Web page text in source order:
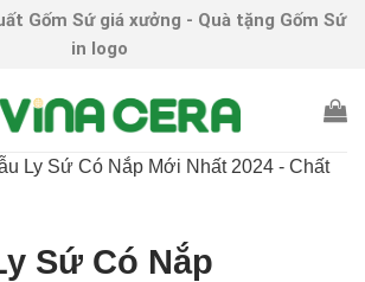
Gốm Sứ giá xưởng - Quà tặng Gốm Sứ
in logo
Ly Sứ Có Nắp Mới Nhất 2024 - Chất
Sứ Có Nắp